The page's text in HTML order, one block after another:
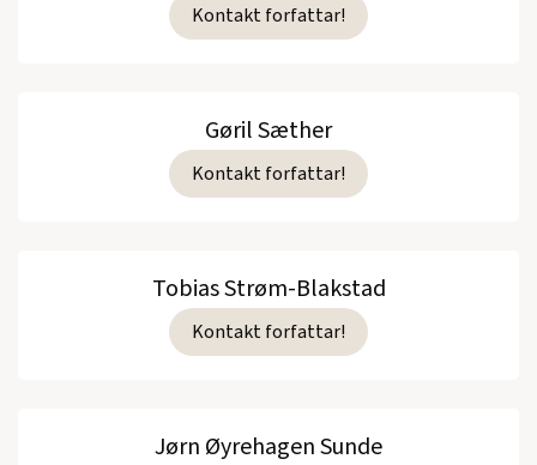
Kontakt forfattar!
Gøril Sæther
Kontakt forfattar!
Tobias Strøm-Blakstad
Kontakt forfattar!
Jørn Øyrehagen Sunde